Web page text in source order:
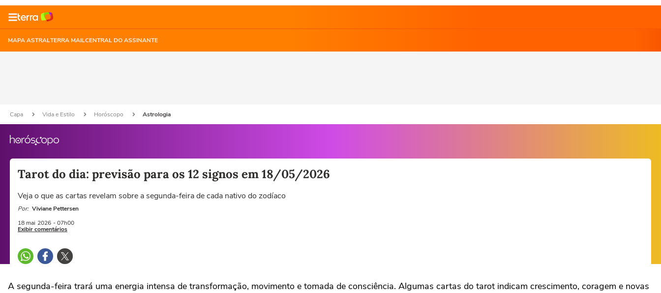
MAPA ASTRALTERRA MAILCENTRAL DO ASSINANTE
Capa Vida e Estilo Horóscopo Astrologia
Tarot do dia: previsão para os 12 signos em 18/05/2026
Veja o que as cartas revelam sobre a segunda-feira de cada nativo do zodíaco
Por: Viviane Pettersen
18 mai 2026 - 07h00
Exibir comentários
A segunda-feira trará uma energia intensa de transformação, movimento e tomada de consciência. Algumas cartas do tarot indicam crescimento, coragem e novas